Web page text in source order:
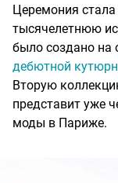
Церемония
тысячелетнюю
было создано на
дебютной
Вторую
представит уже
моды в Париже.